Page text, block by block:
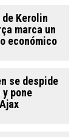
Kerolin
marca un
económico
se despide
y pone